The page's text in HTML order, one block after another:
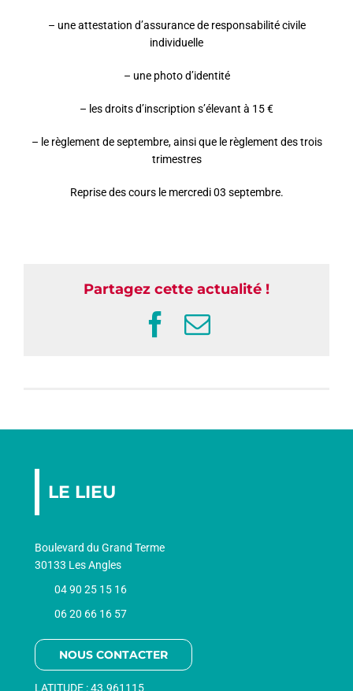
– une attestation d’assurance de responsabilité civile
individuelle
– une photo d’identité
– les droits d’inscription s’élevant à 15 €
– le règlement de septembre, ainsi que le règlement des trois
trimestres
Reprise des cours le mercredi 03 septembre.
Partagez cette actualité !
Facebook
Email
LE LIEU
Boulevard du Grand Terme
30133 Les Angles
04 90 25 15 16
06 20 66 16 57
NOUS CONTACTER
LATITUDE :43.961115